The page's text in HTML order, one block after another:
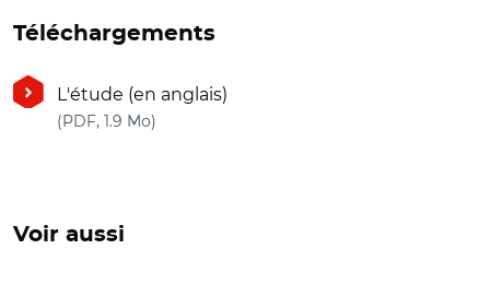
Téléchargements
L'étude (en anglais)
(PDF, 1.9 Mo)
Voir aussi